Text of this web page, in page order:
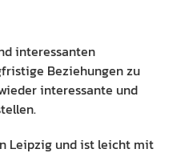
interessanten
Beziehungen zu
interessante und
Leipzig und ist leicht mit